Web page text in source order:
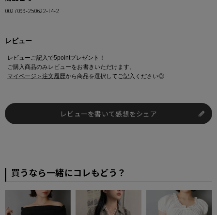
0027099-250622-T4-2
レビュー
レビューご記入で5pointプレゼント！
ご購入商品のみレビューをお書きいただけます。
マイページ＞注文履歴から商品を選択してご記入ください◎
レビューを書いて感想をシェア
買うなら一緒にコレもどう？